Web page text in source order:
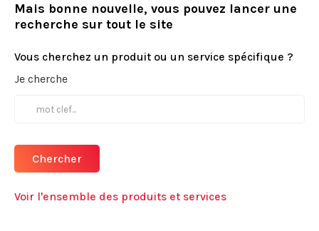
Mais bonne nouvelle, vous pouvez lancer une
recherche sur tout le site
Vous cherchez un produit ou un service spécifique ?
Je cherche
Chercher
Voir l'ensemble des produits et services